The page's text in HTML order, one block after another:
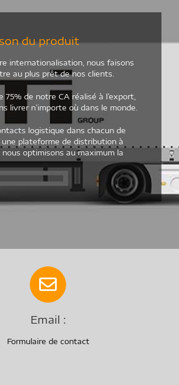
du produit
internationalisation, nous faisons
au plus prêt de nos clients.
75% de notre CA réalisé à l’export,
livrer n’importe où dans le monde.
logistique dans chacun de
plateforme de distribution à
nous optimisons au maximum la
Email :
Formulaire de contact